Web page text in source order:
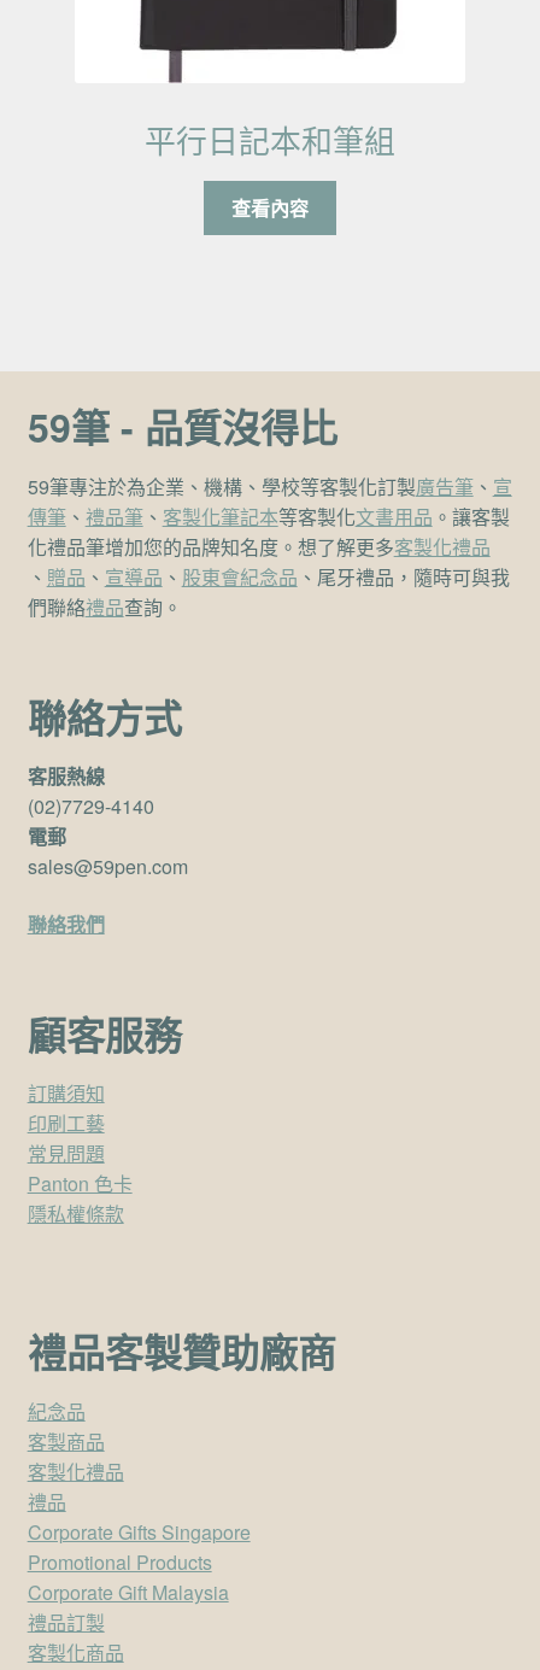
平行日記本和筆組
查看內容
59筆 - 品質沒得比
59筆專注於為企業、機構、學校等客製化訂製廣告筆、 宣
傳筆、 禮品筆、 客製化筆記本等客製化文書用品 。讓客製
化禮品筆增加您的品牌知名度。想了解更多客製化禮品
、 贈品 、 宣導品 、 股東會紀念品 、尾牙禮品，隨時可與我
們聯絡禮品查詢。
聯絡方式
客服熱線
(02)7729-4140
電郵
sales@59pen.com
聯絡我們
顧客服務
訂購須知
印刷工藝
常見問題
Panton 色卡
隱私權條款
禮品客製贊助廠商
紀念品
客製商品
客製化禮品
禮品
Corporate Gifts Singapore
Promotional Products
Corporate Gift Malaysia
禮品訂製
客製化商品